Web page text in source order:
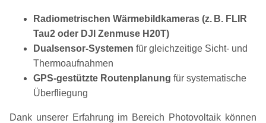
Radiometrischen Wärmebildkameras (z. B. FLIR
Tau2 oder DJI Zenmuse H20T)
Dualsensor-Systemen für gleichzeitige Sicht- und
Thermoaufnahmen
GPS-gestützte Routenplanung für systematische
Überfliegung
Dank unserer Erfahrung im Bereich Photovoltaik können